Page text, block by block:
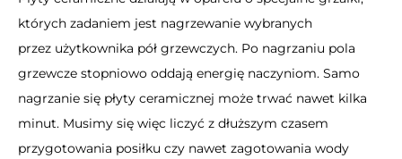
których zadaniem jest nagrzewanie wybranych
przez użytkownika pół grzewczych. Po nagrzaniu pola
grzewcze stopniowo oddają energię naczyniom. Samo
nagrzanie się płyty ceramicznej może trwać nawet kilka
minut. Musimy się więc liczyć z dłuższym czasem
przygotowania posiłku czy nawet zagotowania wody